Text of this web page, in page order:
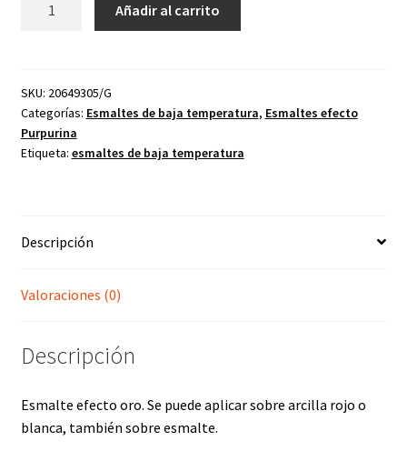
3
cantidad
Añadir al carrito
SKU: 20649305/G
Categorías: Esmaltes de baja temperatura, Esmaltes efecto
Purpurina
Etiqueta: esmaltes de baja temperatura
Descripción
Valoraciones (0)
Descripción
Esmalte efecto oro. Se puede aplicar sobre arcilla rojo o
blanca, también sobre esmalte.